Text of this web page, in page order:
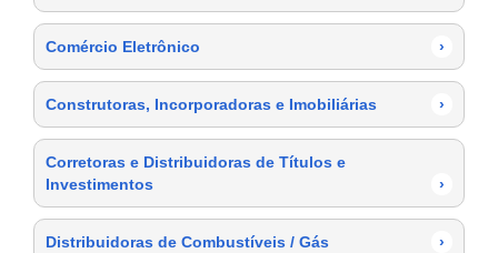
Comércio Eletrônico ›
Construtoras, Incorporadoras e Imobiliárias ›
Corretoras e Distribuidoras de Títulos e
Investimentos
›
Distribuidoras de Combustíveis / Gás ›